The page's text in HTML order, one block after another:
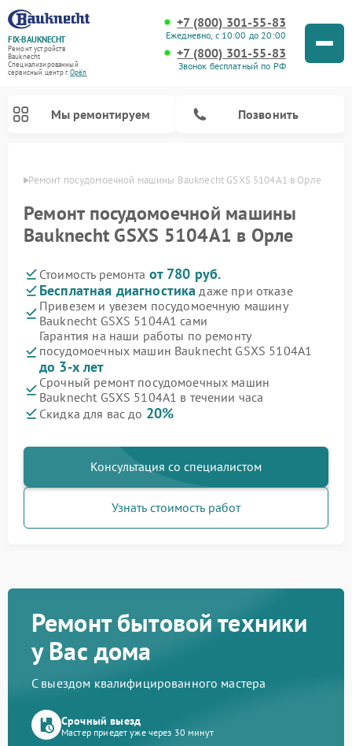
FIX-BAUKNECHT
Ремонт устройств
Bauknecht
Специализированный
cервисный центр г.Орёл
+7 (800) 301-55-83
Ежедневно, с 10:00 до 20:00
+7 (800) 301-55-83
Звонок бесплатный по РФ
Мы ремонтируем Позвонить
Ремонт посудомоечной машины Bauknecht GSXS 5104A1 в Орле
Ремонт посудомоечной машины
Bauknecht GSXS 5104A1 в Орле
Стоимость ремонта от 780 руб.
Бесплатная диагностика даже при отказе
Привезем и увезем посудомоечную машину
Bauknecht GSXS 5104A1 сами
Гарантия на наши работы по ремонту
посудомоечных машин Bauknecht GSXS 5104A1
до 3-х лет
Срочный ремонт посудомоечных машин
Bauknecht GSXS 5104A1 в течении часа
Скидка для вас до 20%
Консультация со специалистом
Узнать стоимость работ
Ремонт бытовой техники
у Вас дома
С выездом квалифицированного мастера
Срочный выезд
Мастер приедет уже через 30 минут